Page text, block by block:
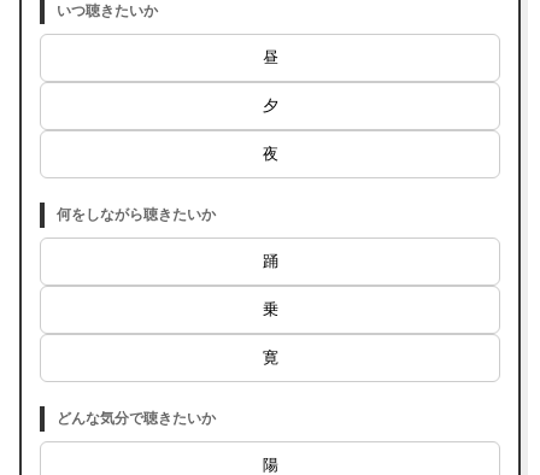
いつ聴きたいか
昼
夕
夜
何をしながら聴きたいか
踊
乗
寛
どんな気分で聴きたいか
陽